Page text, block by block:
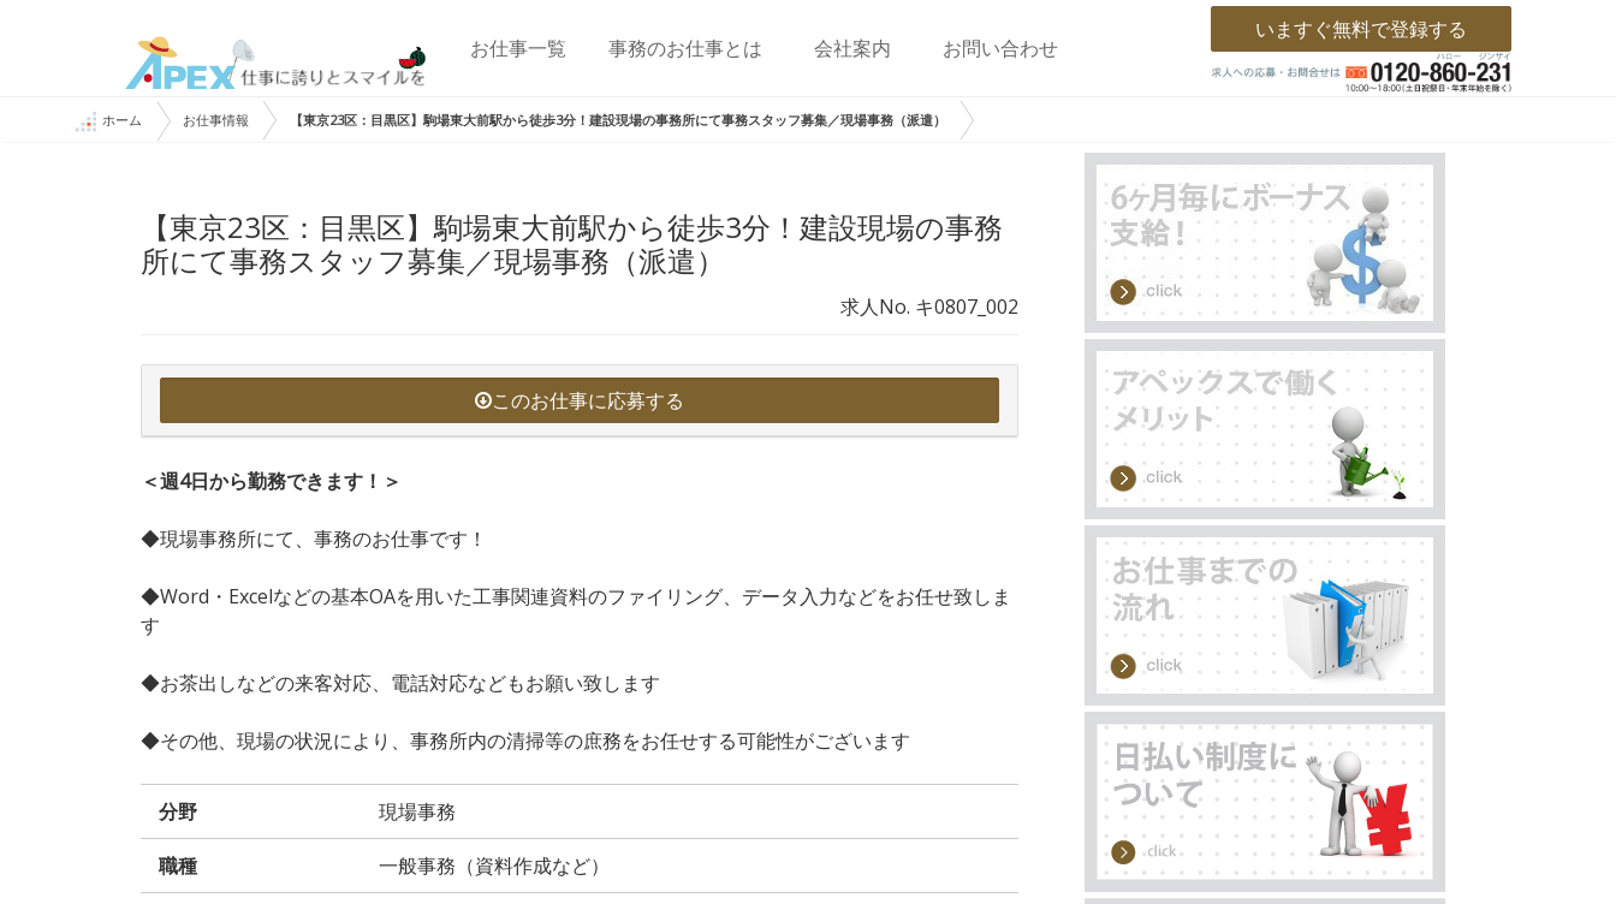
お仕事一覧 事務のお仕事とは 会社案内 お問い合わせ
いますぐ無料で登録する
ホーム お仕事情報 【東京23区：目黒区】駒場東大前駅から徒歩3分！建設現場の事務所にて事務スタッフ募集／現場事務（派遣）
【東京23区：目黒区】駒場東大前駅から徒歩3分！建設現場の事務
所にて事務スタッフ募集／現場事務（派遣）
求人No. キ0807_002
このお仕事に応募する
＜週4日から勤務できます！＞
◆現場事務所にて、事務のお仕事です！
◆Word・Excelなどの基本OAを用いた工事関連資料のファイリング、データ入力などをお任せ致しま
す
◆お茶出しなどの来客対応、電話対応などもお願い致します
◆その他、現場の状況により、事務所内の清掃等の庶務をお任せする可能性がございます
分野 現場事務
職種 一般事務（資料作成など）